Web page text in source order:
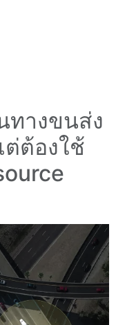
ทางขนส่ง
ต่ต้องใช้